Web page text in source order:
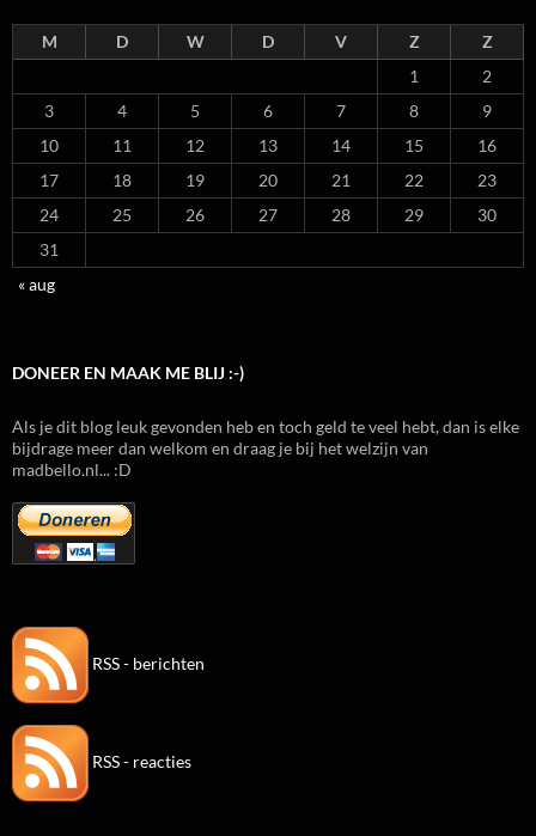
M D W D V Z
Z
1
2
3
4 5 6 7 8
9
10
11 12 13 14 15
16
17
18 19 20 21 22
23
24
25 26 27 28 29
30
31
« aug
DONEER EN MAAK ME BLIJ :-)
Als je dit blog leuk gevonden heb en toch geld te veel hebt, dan is elke
bijdrage meer dan welkom en draag je bij het welzijn van
madbello.nl... :D
RSS - berichten
RSS - reacties